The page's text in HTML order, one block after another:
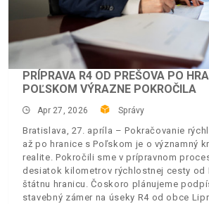
PRÍPRAVA R4 OD PREŠOVA PO
POĽSKOM VÝRAZNE POKROČILA
Apr 27, 2026 Správy
Bratislava, 27. apríla – Pokračovanie
až po hranice s Poľskom je o významný
realite. Pokročili sme v prípravnom
desiatok kilometrov rýchlostnej cesty od
štátnu hranicu. Čoskoro plánujeme
stavebný zámer na úseky R4 od obce